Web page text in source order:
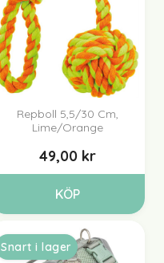
Repboll 5,5/30 Cm,
Lime/orange
49,00 kr
KÖP
Snart i lager